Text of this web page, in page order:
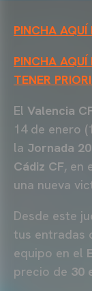
PINCHA AQUÍ
PINCHA
TENER
El Valencia
14 de enero
la Jornada
Cádiz CF, en
una nueva
Desde este
tus entradas
equipo en el
precio de 30